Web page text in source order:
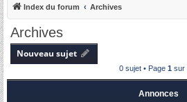
Index du forum Archives
Archives
Nouveau sujet
0 sujet • Page 1 sur
Annonces